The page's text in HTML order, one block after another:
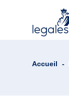
Accueil -